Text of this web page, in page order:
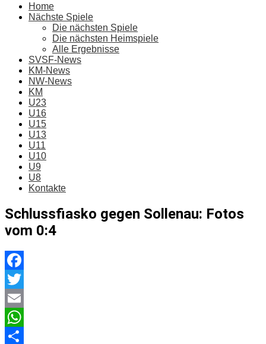
Home
Nächste Spiele
Die nächsten Spiele
Die nächsten Heimspiele
Alle Ergebnisse
SVSF-News
KM-News
NW-News
KM
U23
U16
U15
U13
U11
U10
U9
U8
Kontakte
Schlussfiasko gegen Sollenau: Fotos
vom 0:4
Facebook
Twitter
Email
WhatsApp